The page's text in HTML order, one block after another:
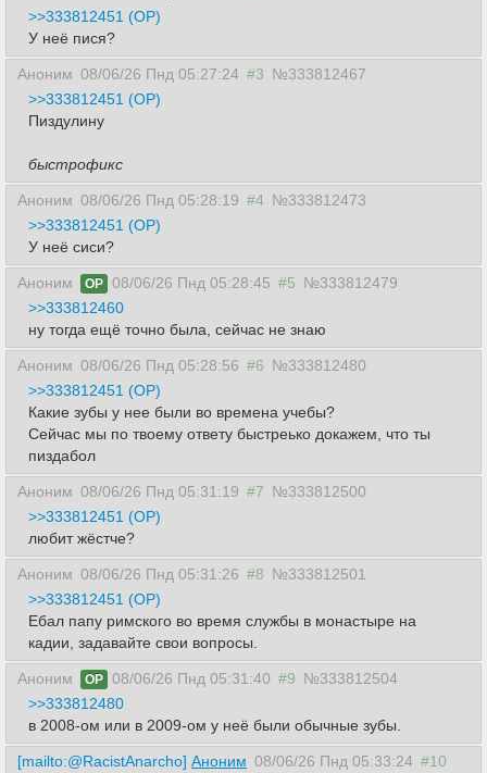
>>333812451 (OP)
У неё пися?
Аноним 08/06/26 Пнд 05:27:24 #3 №333812467
>>333812451 (OP)
Пиздулину
быстрофикс
Аноним 08/06/26 Пнд 05:28:19 #4 №333812473
>>333812451 (OP)
У неё сиси?
Аноним OP 08/06/26 Пнд 05:28:45 #5 №333812479
>>333812460
ну тогда ещё точно была, сейчас не знаю
Аноним 08/06/26 Пнд 05:28:56 #6 №333812480
>>333812451 (OP)
Какие зубы у нее были во времена учебы?
Сейчас мы по твоему ответу быстреько докажем, что ты
пиздабол
Аноним 08/06/26 Пнд 05:31:19 #7 №333812500
>>333812451 (OP)
любит жёстче?
Аноним 08/06/26 Пнд 05:31:26 #8 №333812501
>>333812451 (OP)
Ебал папу римского во время службы в монастыре на
кадии, задавайте свои вопросы.
Аноним OP 08/06/26 Пнд 05:31:40 #9 №333812504
>>333812480
в 2008-ом или в 2009-ом у неё были обычные зубы.
[mailto:@RacistAnarcho] Аноним 08/06/26 Пнд 05:33:24 #10